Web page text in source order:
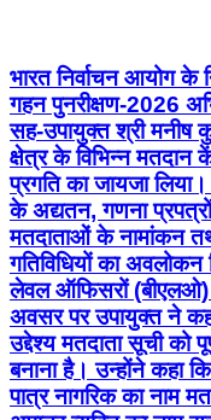
भारत निर्वाचन आयोग के
गहन पुनरीक्षण-2026
सह-उपायुक्त श्री मनीष
क्षेत्र के विभिन्न मतदान
प्रगति का जायजा लिया।
के अद्यतन, गणना
मतदाताओं के नामांकन
गतिविधियों का
लेवल ऑफिसरों (बीएलओ)
अवसर पर उपायुक्त ने
उद्देश्य मतदाता सूची को
बनाना है। उन्होंने कहा
पात्र नागरिक का नाम